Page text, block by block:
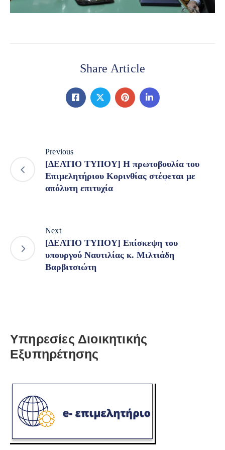
Share Article
Previous
[ΔΕΛΤΙΟ ΤΥΠΟΥ] Η πρωτοβουλία του
Επιμελητήριου Κορινθίας στέφεται με
απόλυτη επιτυχία
Next
[ΔΕΛΤΙΟ ΤΥΠΟΥ] Επίσκεψη του
υπουργού Ναυτιλίας κ. Μιλτιάδη
Βαρβιτσιώτη
Υπηρεσίες Διοικητικής
Εξυπηρέτησης